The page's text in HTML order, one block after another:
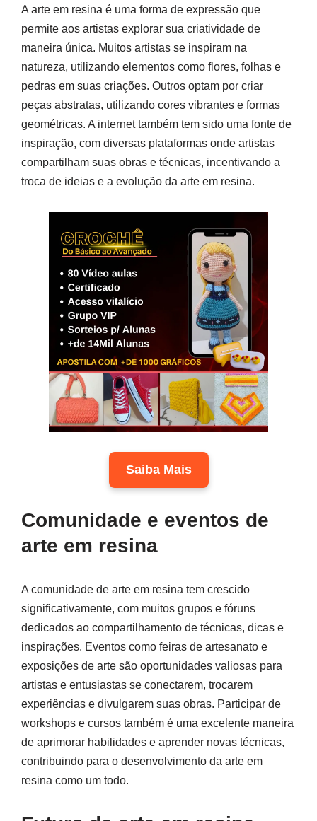
A arte em resina é uma forma de expressão que
permite aos artistas explorar sua criatividade de
maneira única. Muitos artistas se inspiram na
natureza, utilizando elementos como flores, folhas e
pedras em suas criações. Outros optam por criar
peças abstratas, utilizando cores vibrantes e formas
geométricas. A internet também tem sido uma fonte de
inspiração, com diversas plataformas onde artistas
compartilham suas obras e técnicas, incentivando a
troca de ideias e a evolução da arte em resina.
Saiba Mais
Comunidade e eventos de
arte em resina
A comunidade de arte em resina tem crescido
significativamente, com muitos grupos e fóruns
dedicados ao compartilhamento de técnicas, dicas e
inspirações. Eventos como feiras de artesanato e
exposições de arte são oportunidades valiosas para
artistas e entusiastas se conectarem, trocarem
experiências e divulgarem suas obras. Participar de
workshops e cursos também é uma excelente maneira
de aprimorar habilidades e aprender novas técnicas,
contribuindo para o desenvolvimento da arte em
resina como um todo.